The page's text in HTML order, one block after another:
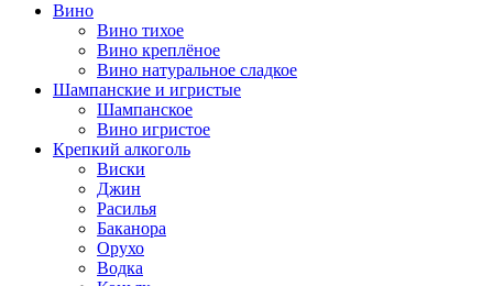
Вино
Вино тихое
Вино креплёное
Вино натуральное сладкое
Шампанские и игристые
Шампанское
Вино игристое
Крепкий алкоголь
Виски
Джин
Расилья
Баканора
Орухо
Водка